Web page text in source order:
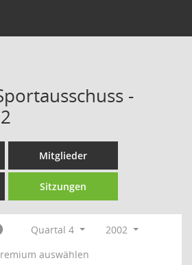
-
Mitglieder
Sitzungen
Quartal 4
2002
auswählen